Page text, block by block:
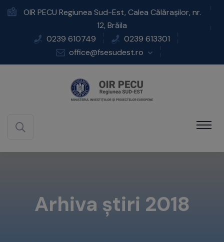
OIR PECU Regiunea Sud-Est, Calea Călărașilor, nr.
12, Brăila
0239 610749
0239 613301
office@fsesudest.ro
Arhiva știri 2018